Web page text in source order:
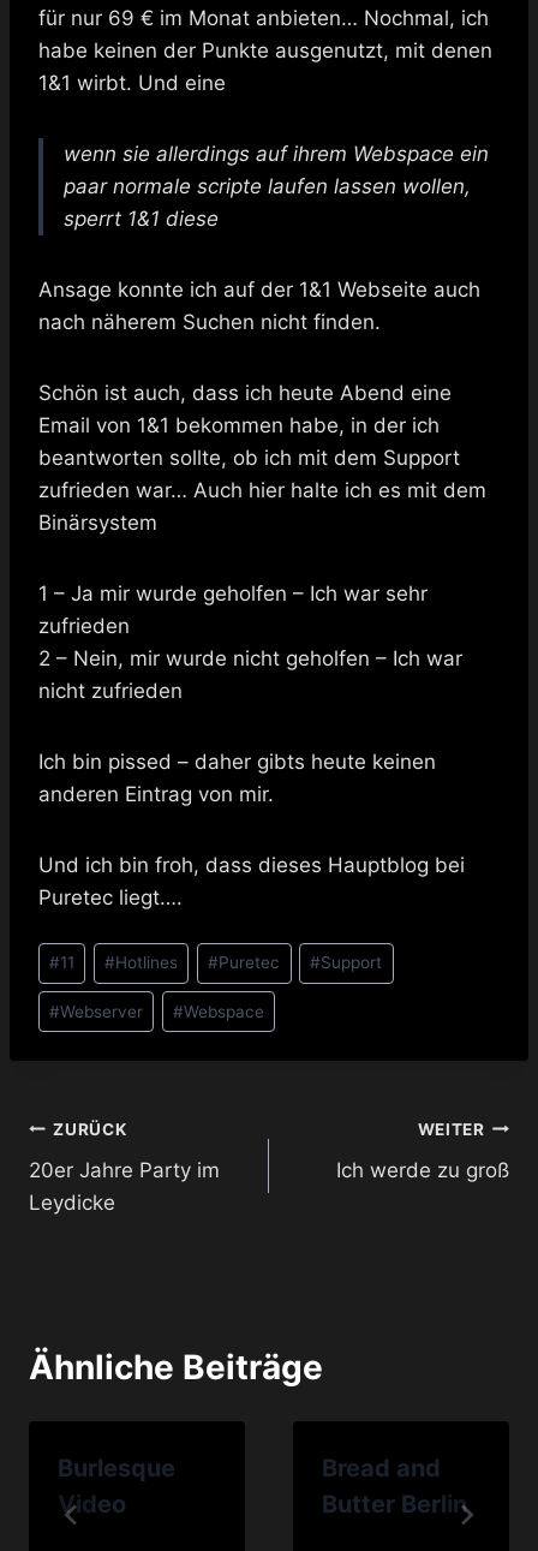
für nur 69 € im Monat anbieten… Nochmal, ich
habe keinen der Punkte ausgenutzt, mit denen
1&1 wirbt. Und eine
wenn sie allerdings auf ihrem Webspace ein
paar normale scripte laufen lassen wollen,
sperrt 1&1 diese
Ansage konnte ich auf der 1&1 Webseite auch
nach näherem Suchen nicht finden.
Schön ist auch, dass ich heute Abend eine
Email von 1&1 bekommen habe, in der ich
beantworten sollte, ob ich mit dem Support
zufrieden war… Auch hier halte ich es mit dem
Binärsystem
1 – Ja mir wurde geholfen – Ich war sehr
zufrieden
2 – Nein, mir wurde nicht geholfen – Ich war
nicht zufrieden
Ich bin pissed – daher gibts heute keinen
anderen Eintrag von mir.
Und ich bin froh, dass dieses Hauptblog bei
Puretec liegt….
Schlagworte:
#11 #Hotlines #Puretec #Support
#Webserver #Webspace
Beitragsnavigation
ZURÜCK
20er Jahre Party im
Leydicke
WEITER
Ich werde zu groß
Ähnliche Beiträge
Burlesque
Video
Bread and
Butter Berlin